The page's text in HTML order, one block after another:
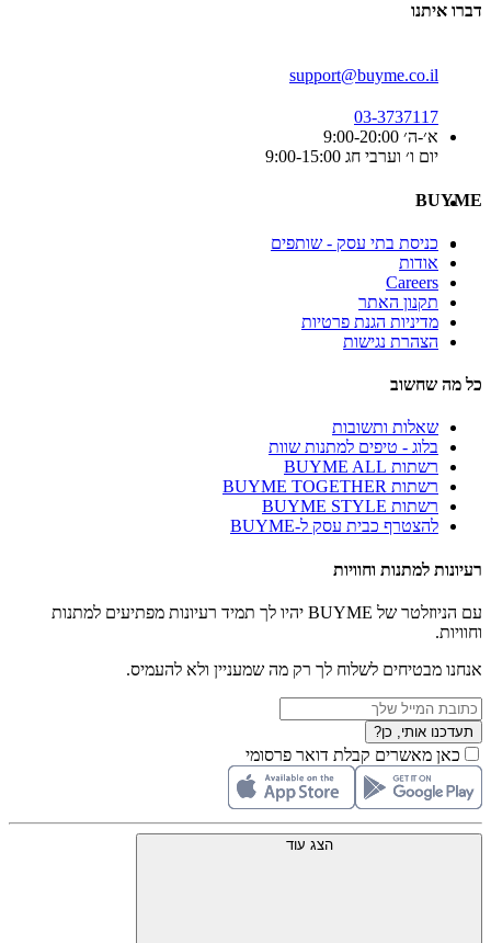
דברו איתנו
support@buyme.co.il
03-3737117
א׳-ה׳ 9:00-20:00
יום ו׳ וערבי חג 9:00-15:00
BUYME
כניסת בתי עסק - שותפים
אודות
Careers
תקנון האתר
מדיניות הגנת פרטיות
הצהרת נגישות
כל מה שחשוב
שאלות ותשובות
בלוג - טיפים למתנות שוות
רשתות BUYME ALL
רשתות BUYME TOGETHER
רשתות BUYME STYLE
להצטרף כבית עסק ל-BUYME
רעיונות למתנות וחוויות
עם הניוזלטר של BUYME יהיו לך תמיד רעיונות מפתיעים למתנות
וחוויות.
אנחנו מבטיחים לשלוח לך רק מה שמעניין ולא להעמיס.
תעדכנו אותי, כן?
כאן מאשרים קבלת דואר פרסומי
הצג עוד